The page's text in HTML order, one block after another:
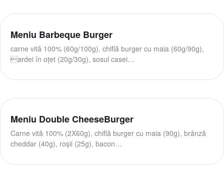
Meniu Barbeque Burger
carne vită 100% (60g/100g), chiflă burger cu maia (60g/90g),
ardei în oțet (20g/30g), sosul casei…
Meniu Double CheeseBurger
Carne vită 100% (2X60g), chiflă burger cu maia (90g), brânză
cheddar (40g), roșii (25g), bacon…